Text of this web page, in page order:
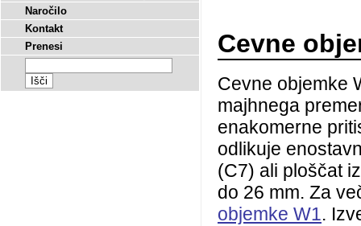
Cevne
Cevne objemke
majhnega
enakomerne
odlikuje
(C7) ali ploščat
do 26 mm. Za
objemke W1.
Naročilo
Kontakt
Prenesi